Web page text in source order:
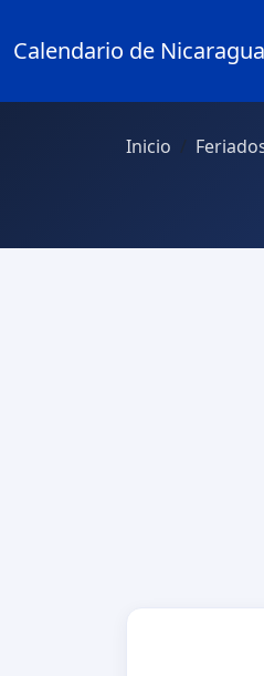
Calendario de Nicaragua
Inicio